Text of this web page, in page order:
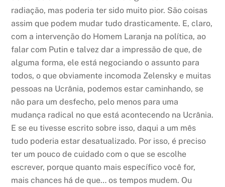
radiação, mas poderia ter sido muito pior. São coisas
assim que podem mudar tudo drasticamente. E, claro,
com a intervenção do Homem Laranja na política, ao
falar com Putin e talvez dar a impressão de que, de
alguma forma, ele está negociando o assunto para
todos, o que obviamente incomoda Zelensky e muitas
pessoas na Ucrânia, podemos estar caminhando, se
não para um desfecho, pelo menos para uma
mudança radical no que está acontecendo na Ucrânia.
E se eu tivesse escrito sobre isso, daqui a um mês
tudo poderia estar desatualizado. Por isso, é preciso
ter um pouco de cuidado com o que se escolhe
escrever, porque quanto mais específico você for,
mais chances há de que… os tempos mudem. Ou